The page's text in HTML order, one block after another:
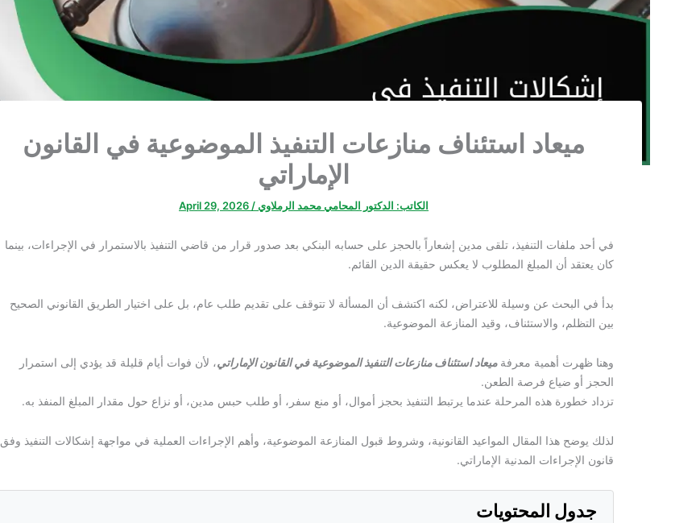
ميعاد استئناف منازعات التنفيذ الموضوعية في القانون
الإماراتي
الكاتب: الدكتور المحامي محمد الرملاوي/
April 29, 2026
في أحد ملفات التنفيذ، تلقى مدين إشعاراً بالحجز على حسابه البنكي بعد صدور قرار من قاضي التنفيذ بالاستمرار في الإجراءات، بينما
كان يعتقد أن المبلغ المطلوب لا يعكس حقيقة الدين القائم.
بدأ في البحث عن وسيلة للاعتراض، لكنه اكتشف أن المسألة لا تتوقف على تقديم طلب عام، بل على اختيار الطريق القانوني الصحيح
بين التظلم، والاستئناف، وقيد المنازعة الموضوعية.
وهنا ظهرت أهمية معرفةميعاد استئناف منازعات التنفيذ الموضوعية في القانون الإماراتي، لأن فوات أيام قليلة قد يؤدي إلى استمرار
الحجز أو ضياع فرصة الطعن.
تزداد خطورة هذه المرحلة عندما يرتبط التنفيذ بحجز أموال، أو منع سفر، أو طلب حبس مدين، أو نزاع حول مقدار المبلغ المنفذ به.
لذلك يوضح هذا المقال المواعيد القانونية، وشروط قبول المنازعة الموضوعية، وأهم الإجراءات العملية في مواجهة إشكالات التنفيذ وفق
قانون الإجراءات المدنية الإماراتي.
جدول المحتويات